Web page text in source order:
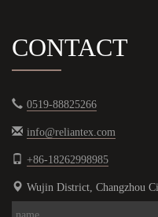
CONTACT
0519-88825266
info@reliantex.com
+86-18262998985
Wujin District, Changzhou